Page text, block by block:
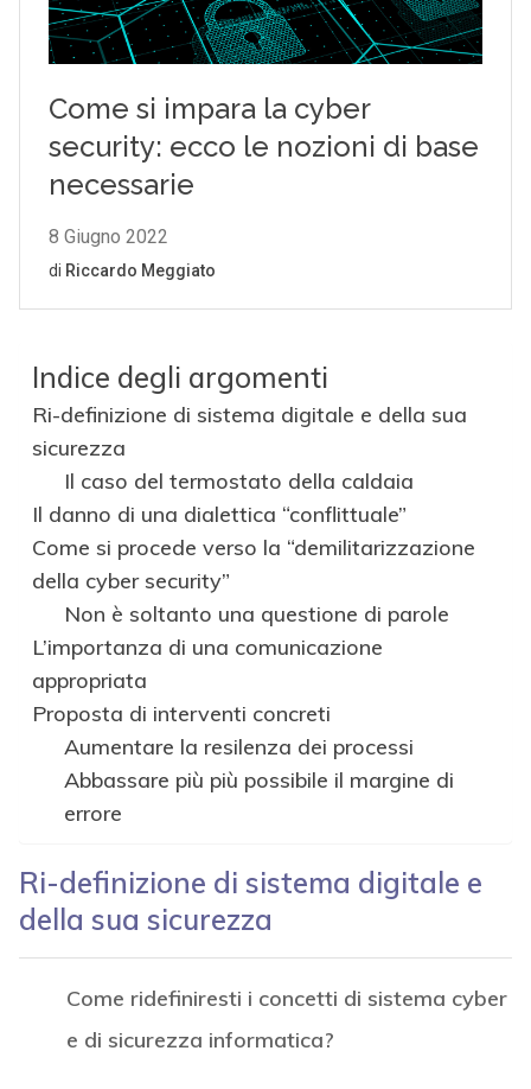
Indice degli argomenti
Ri-definizione di sistema digitale e della sua
sicurezza
Il caso del termostato della caldaia
Il danno di una dialettica “conflittuale”
Come si procede verso la “demilitarizzazione
della cyber security”
Non è soltanto una questione di parole
L’importanza di una comunicazione
appropriata
Proposta di interventi concreti
Aumentare la resilenza dei processi
Abbassare più più possibile il margine di
errore
Ri-definizione di sistema digitale e
della sua sicurezza
Come ridefiniresti i concetti di sistema cyber
e di sicurezza informatica?